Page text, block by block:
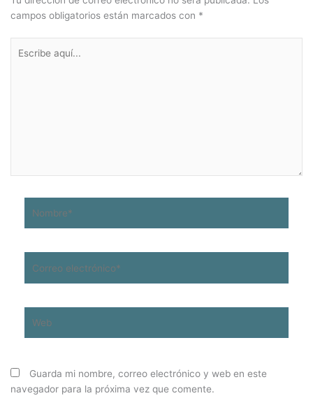
campos obligatorios están marcados con *
aquí...
electrónico*
Guarda mi nombre, correo electrónico y web en este
navegador para la próxima vez que comente.